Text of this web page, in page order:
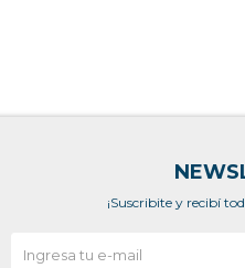
¡Suscribite y recibí